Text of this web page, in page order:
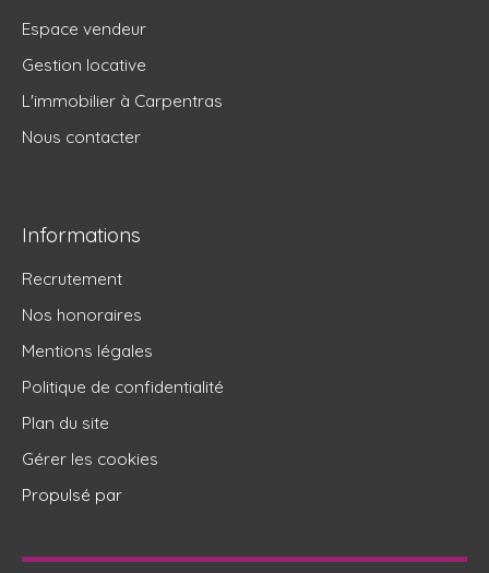
Espace vendeur
Gestion locative
L'immobilier à Carpentras
Nous contacter
Informations
Recrutement
Nos honoraires
Mentions légales
Politique de confidentialité
Plan du site
Gérer les cookies
Propulsé par